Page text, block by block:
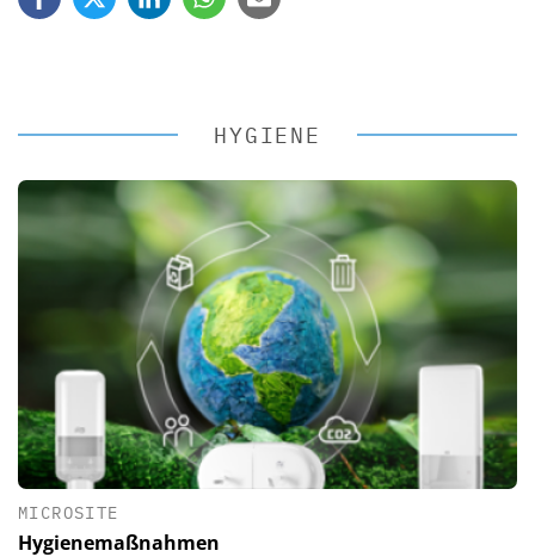
HYGIENE
MICROSITE
Hygienemaßnahmen